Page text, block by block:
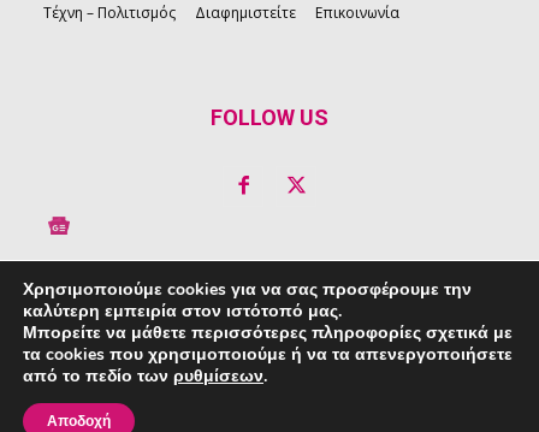
Τέχνη – Πολιτισμός
Διαφημιστείτε Επικοινωνία
FOLLOW US
Copyright © 2026 Kirkinews
powered byCreative People
Χρησιμοποιούμε cookies για να σας προσφέρουμε την
καλύτερη εμπειρία στον ιστότοπό μας.
Μπορείτε να μάθετε περισσότερες πληροφορίες σχετικά με
τα cookies που χρησιμοποιούμε ή να τα απενεργοποιήσετε
από το πεδίο των ρυθμίσεων.
Αποδοχή